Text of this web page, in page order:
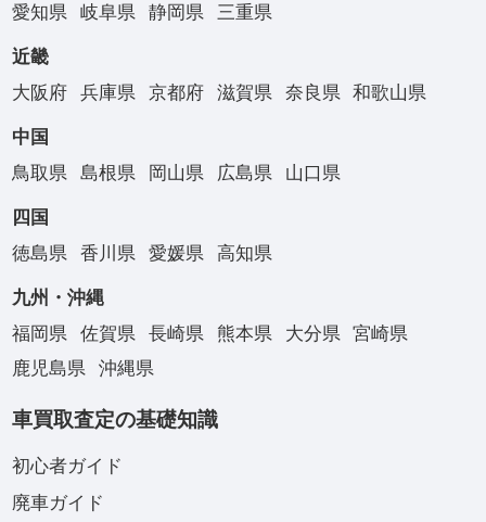
愛知県
岐阜県 静岡県 三重県
近畿
大阪府
兵庫県 京都府 滋賀県 奈良県 和歌山県
中国
鳥取県
島根県 岡山県 広島県 山口県
四国
徳島県
香川県 愛媛県 高知県
九州・沖縄
福岡県
佐賀県 長崎県 熊本県 大分県
宮崎県
鹿児島県
沖縄県
車買取査定の基礎知識
初心者ガイド
廃車ガイド